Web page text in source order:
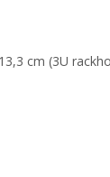
cm (3U